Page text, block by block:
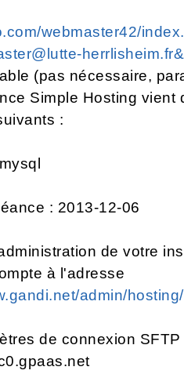
webmaster42/
(pas nécessaire,
Simple Hosting vient
:
: 2013-12-06
de votre
à l'adresse
admin/
de connexion